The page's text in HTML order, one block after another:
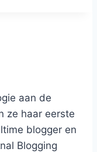
aan de
ze haar eerste
blogger en
Blogging